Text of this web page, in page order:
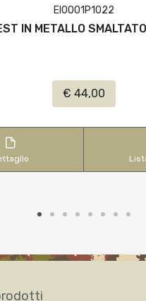
EI0001P1022
IN METALLO
€ 44,00